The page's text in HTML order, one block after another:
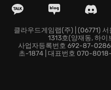
닌 유물들. 덱을 더욱 강력
냐에 따라 덱의숨겨진 잠재
매 순간 새롭게 탄생하는
와 이벤트는 당신의 투지를
클라우드게임랩(주) | (06771)
1313호(양재동, 하이
사업자등록번호 692-87-
초-1874 | 대표번호 070-